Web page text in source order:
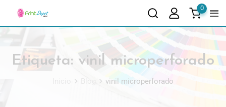
0
Etiqueta: vinil microperforado
vinil microperforado